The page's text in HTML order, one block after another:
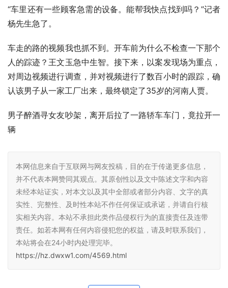
“车里还有一些顾客急需的设备。能帮我快点找到吗？”记者
杨先生急了。
车走的路的视频我也抓不到。开车前为什么不检查一下那个
人的踪迹？王文玉急中生智。接下来，以案发现场为重点，
对周边视频进行调查，并对视频进行了数百小时的跟踪，确
认该男子从一家工厂出来，最终锁定了35岁的河南人贾。
男子醉酒寻女友吵架，离开后拉了一路轿车车门，竟拉开一
辆
本网信息来自于互联网与网友投稿，目的在于传递更多信息，
并不代表本网赞同其观点。其原创性以及文中陈述文字和内容
未经本站证实，对本文以及其中全部或者部分内容、文字的真
实性、完整性、及时性本站不作任何保证或承诺，并请自行核
实相关内容。本站不承担此类作品侵权行为的直接责任及连带
责任。如若本网有任何内容侵犯您的权益，请及时联系我们，
本站将会在24小时内处理完毕。
https://hz.dwxw1.com/4569.html